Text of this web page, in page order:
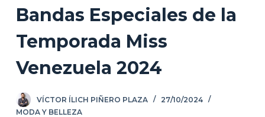
n
e
d
Bandas Especiales de la
Temporada Miss
Venezuela 2024
VÍCTOR ÍLICH PIÑERO PLAZA
27/10/2024
MODA Y BELLEZA